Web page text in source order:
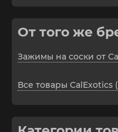
От того же
Зажимы на соски от
Все товары